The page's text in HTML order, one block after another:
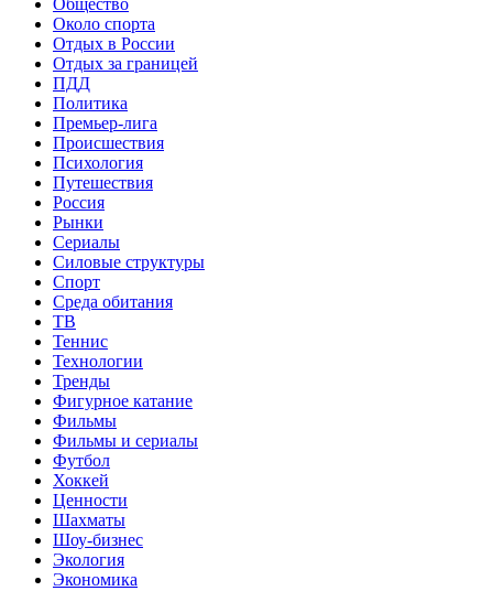
Общество
Около спорта
Отдых в России
Отдых за границей
ПДД
Политика
Премьер-лига
Происшествия
Психология
Путешествия
Россия
Рынки
Сериалы
Силовые структуры
Спорт
Среда обитания
ТВ
Теннис
Технологии
Тренды
Фигурное катание
Фильмы
Фильмы и сериалы
Футбол
Хоккей
Ценности
Шахматы
Шоу-бизнес
Экология
Экономика